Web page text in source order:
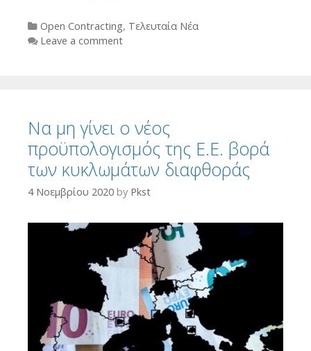
Categories
Open Contracting, Τελευταία Νέα
Leave a comment
Να μη γίνει ο νέος
προϋπολογισμός της Ε.Ε. βορά
των κυκλωμάτων διαφθοράς
4 Νοεμβρίου 2020 by Pkst